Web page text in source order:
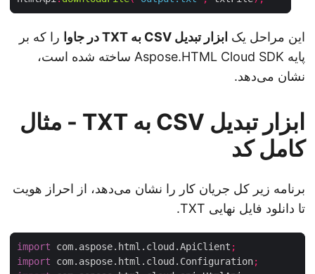
این مراحل یکابزار تبدیل CSV به TXT در جاوا
را که بر
پایه Aspose.HTML Cloud SDK ساخته شده است،
نشان می‌دهد.
ابزار تبدیل CSV به TXT - مثال
کامل کد
برنامه زیر کل جریان کار را نشان می‌دهد، از احراز هویت
تا دانلود فایل نهایی TXT.
import com.aspose.html.cloud.ApiClient
import com.aspose.html.cloud.Configuration